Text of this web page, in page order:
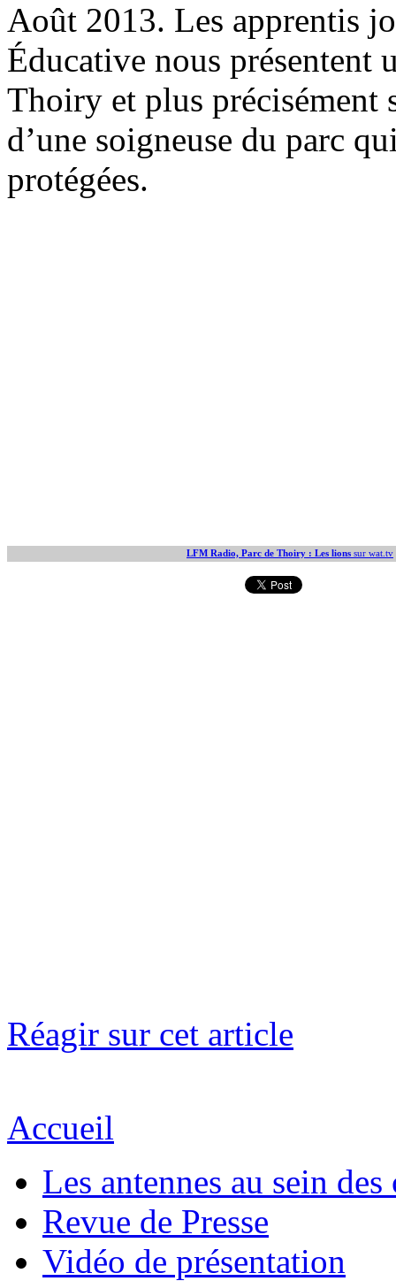
Août 2013. Les apprentis
Éducative nous présentent
Thoiry et plus précisément
d’une soigneuse du parc
protégées.
LFM Radio, Parc de Thoiry : Les lions sur wat.tv
Réagir sur cet article
Accueil
Les antennes au sein des
Revue de Presse
Vidéo de présentation